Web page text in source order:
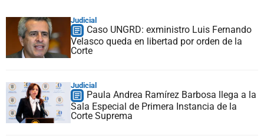
Judicial
Caso UNGRD: exministro Luis Fernando
Velasco queda en libertad por orden de la
Corte
Judicial
Paula Andrea Ramírez Barbosa llega a la
Sala Especial de Primera Instancia de la
Corte Suprema